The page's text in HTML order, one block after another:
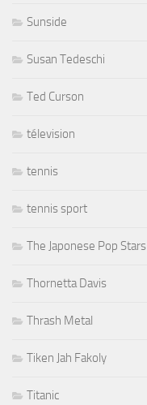
Sunside
Susan Tedeschi
Ted Curson
télevision
tennis
tennis sport
The Japonese Pop Stars
Thornetta Davis
Thrash Metal
Tiken Jah Fakoly
Titanic